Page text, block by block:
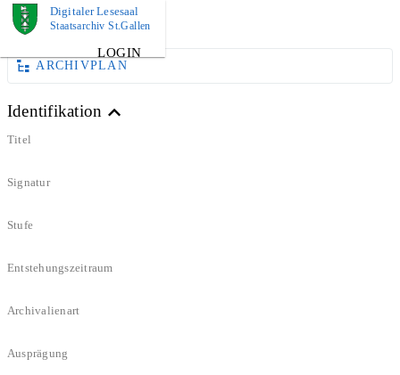
Digitaler Lesesaal
Staatsarchiv St.Gallen
LOGIN
DOKUMENT
ARCHIVPLAN
Identifikation
Titel
Signatur
Stufe
Entstehungszeitraum
Archivalienart
Ausprägung